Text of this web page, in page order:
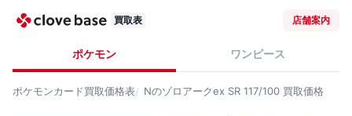
買取表 店舗案内
ポケモン ワンピース
ポケモンカード買取価格表 Nのゾロアークex SR 117/100 買取価格